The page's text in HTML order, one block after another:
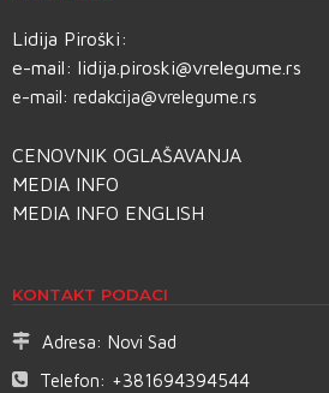
Lidija Piroški:
e-mail: lidija.piroski@vrelegume.rs
e-mail: redakcija@vrelegume.rs
CENOVNIK OGLAŠAVANJA
MEDIA INFO
MEDIA INFO ENGLISH
KONTAKT PODACI
Adresa: Novi Sad
Telefon: +381694394544